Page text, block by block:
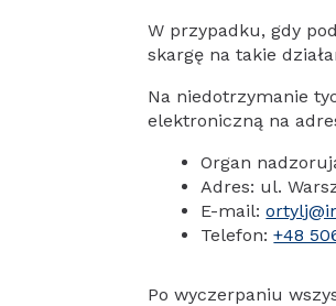
W przypadku, gdy
skargę na takie
Na niedotrzymanie
elektroniczną na
Organ
Adres: ul.
E-mail:
Telefon:+48
Po wyczerpaniu